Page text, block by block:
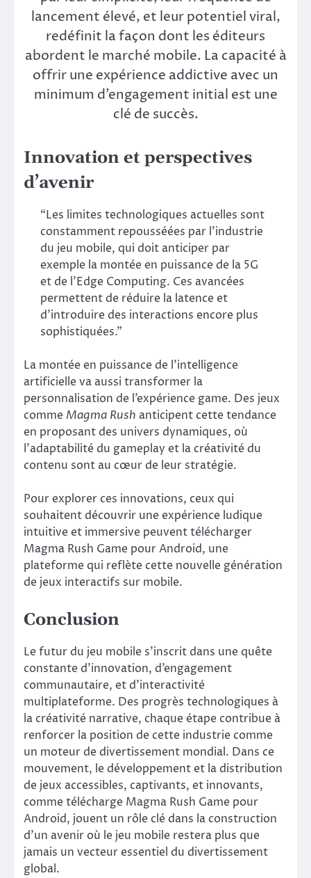
lancement élevé, et leur potentiel viral,
redéfinit la façon dont les éditeurs
abordent le marché mobile. La capacité à
offrir une expérience addictive avec un
minimum d’engagement initial est une
clé de succès.
Innovation et perspectives
d’avenir
“Les limites technologiques actuelles sont
constamment repousséées par l’industrie
du jeu mobile, qui doit anticiper par
exemple la montée en puissance de la 5G
et de l’Edge Computing. Ces avancées
permettent de réduire la latence et
d’introduire des interactions encore plus
sophistiquées.”
La montée en puissance de l’intelligence
artificielle va aussi transformer la
personnalisation de l’expérience game. Des jeux
comme Magma Rush anticipent cette tendance
en proposant des univers dynamiques, où
l’adaptabilité du gameplay et la créativité du
contenu sont au cœur de leur stratégie.
Pour explorer ces innovations, ceux qui
souhaitent découvrir une expérience ludique
intuitive et immersive peuvent télécharger
Magma Rush Game pour Android, une
plateforme qui reflète cette nouvelle génération
de jeux interactifs sur mobile.
Conclusion
Le futur du jeu mobile s’inscrit dans une quête
constante d’innovation, d’engagement
communautaire, et d’interactivité
multiplateforme. Des progrès technologiques à
la créativité narrative, chaque étape contribue à
renforcer la position de cette industrie comme
un moteur de divertissement mondial. Dans ce
mouvement, le développement et la distribution
de jeux accessibles, captivants, et innovants,
comme télécharge Magma Rush Game pour
Android, jouent un rôle clé dans la construction
d’un avenir où le jeu mobile restera plus que
jamais un vecteur essentiel du divertissement
global.